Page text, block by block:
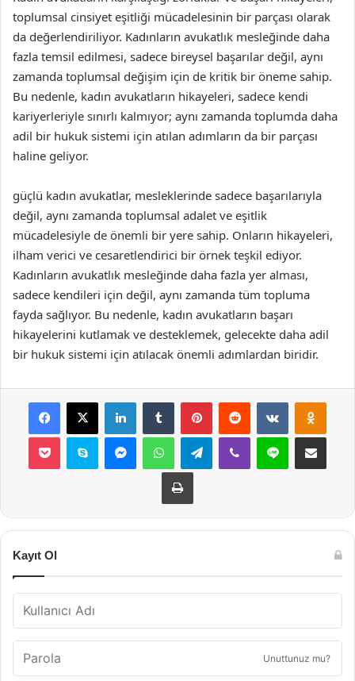
toplumsal cinsiyet eşitliği mücadelesinin bir parçası olarak
da değerlendiriliyor. Kadınların avukatlık mesleğinde daha
fazla temsil edilmesi, sadece bireysel başarılar değil, aynı
zamanda toplumsal değişim için de kritik bir öneme sahip.
Bu nedenle, kadın avukatların hikayeleri, sadece kendi
kariyerleriyle sınırlı kalmıyor; aynı zamanda toplumda daha
adil bir hukuk sistemi için atılan adımların da bir parçası
haline geliyor.
güçlü kadın avukatlar, mesleklerinde sadece başarılarıyla
değil, aynı zamanda toplumsal adalet ve eşitlik
mücadelesiyle de önemli bir yere sahip. Onların hikayeleri,
ilham verici ve cesaretlendirici bir örnek teşkil ediyor.
Kadınların avukatlık mesleğinde daha fazla yer alması,
sadece kendileri için değil, aynı zamanda tüm topluma
fayda sağlıyor. Bu nedenle, kadın avukatların başarı
hikayelerini kutlamak ve desteklemek, gelecekte daha adil
bir hukuk sistemi için atılacak önemli adımlardan biridir.
Facebook
X LinkedInTumblr PinterestReddit VKontakte
Pocket Skype MessengerWhatsAppTelegramViber Line E-Posta ile
Yazdır
Kayıt Ol
Unuttunuz mu?